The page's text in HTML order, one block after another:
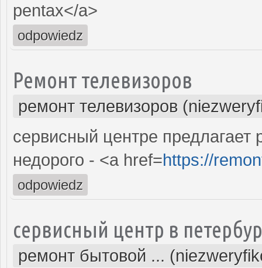
pentax</a>
odpowiedz
Ремонт телевизоров
ремонт телевизоров
сервисный центре
недорого - <a href=https://
odpowiedz
сервисный центр в
ремонт бытовой ...